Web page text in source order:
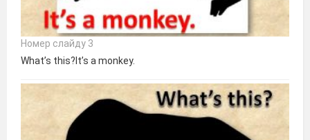
Номер слайду 3
What’s this?It’s a monkey.